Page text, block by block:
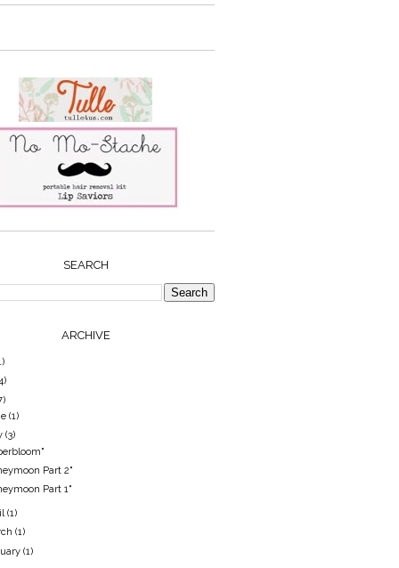
SEARCH
ARCHIVE
(1)
(3)
Part 2"
Part 1"
(1)
(1)
(1)